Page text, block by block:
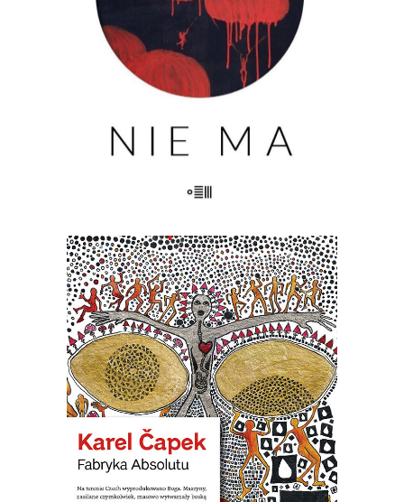
ma życia. Nie ma fikcji. Nie ma
właściwego koloru. Nie ma komisji. Nie
ma grobu. Nie ma siostry. Nie […]
46.00 23.00zł
KSIĄŻKA DO KOSZYKA
[EBOOK] Karel Ćapek – FABRYKA
ABSOLUTU
Na terenie Czech wyprodukowano
Boga. Maszyny zwane karburatorami
zaczęły masowo wytwarzać Absolut. W
pewnym momencie było go już tak
dużo, że postanowiono bombardować
nim Anglię. Nastała na świecie
nieograniczona obfitość wszystkiego,
czego ludziom potrzeba. Ale ludziom